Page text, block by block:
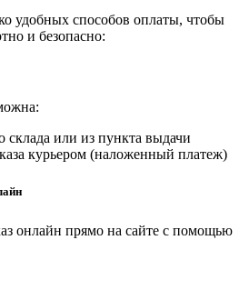
удобных способов оплаты, чтобы
и безопасно:
склада или из пункта выдачи
курьером (наложенный платеж)
онлайн прямо на сайте с помощью